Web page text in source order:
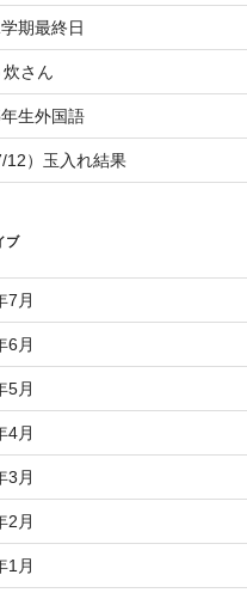
期最終日
さん
生外国語
12）玉入れ結果
ブ
7月
6月
5月
4月
3月
2月
1月